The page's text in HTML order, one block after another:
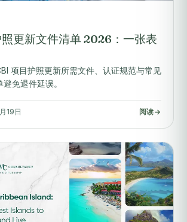
更新文件清单 2026：一张表
项目护照更新所需文件、认证规范与常见
免退件延误。
19日 阅读